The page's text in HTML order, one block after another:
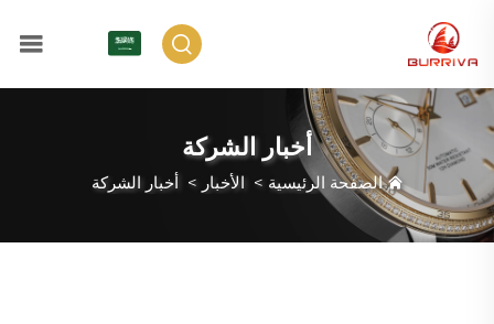
أخبار الشركة
الصفحة الرئيسية > الأخبار > أخبار الشركة